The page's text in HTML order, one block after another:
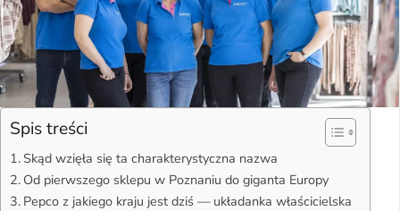
Spis treści
Skąd wzięła się ta charakterystyczna nazwa
Od pierwszego sklepu w Poznaniu do giganta Europy
Pepco z jakiego kraju jest dziś — układanka właścicielska